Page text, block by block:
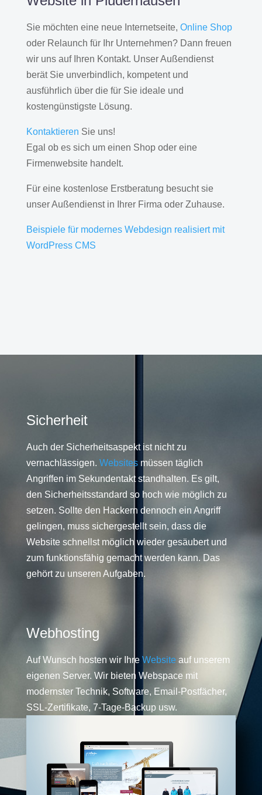
Sie möchten eine neue Internetseite, Online Shop
oder Relaunch für Ihr Unternehmen? Dann freuen
wir uns auf Ihren Kontakt. Unser Außendienst
berät Sie unverbindlich, kompetent und
ausführlich über die für Sie ideale und
kostengünstigste Lösung.
Kontaktieren Sie uns!
Egal ob es sich um einen Shop oder eine
Firmenwebsite handelt.
Für eine kostenlose Erstberatung besucht sie
unser Außendienst in Ihrer Firma oder Zuhause.
Beispiele für modernes Webdesign realisiert mit
WordPress CMS
Sicherheit
Auch der Sicherheitsaspekt ist nicht zu
vernachlässigen. Websitesmüssen täglich
Angriffen im Sekundentakt standhalten. Es gilt,
den Sicherheitsstandard so hoch wie möglich zu
setzen. Sollte den Hackern dennoch ein Angriff
gelingen, muss sichergestellt sein, dass die
Website schnellst möglich wieder gesäubert und
zum funktionsfähig gemacht werden kann. Das
gehört zu unseren Aufgaben.
Webhosting
Auf Wunsch hosten wir Ihre Website auf unserem
eigenen Server. Wir bieten Webspace mit
modernster Technik, Software, Email-Postfächer,
SSL-Zertifikate, 7-Tage-Backup usw.